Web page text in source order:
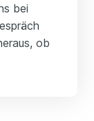
bei
ob